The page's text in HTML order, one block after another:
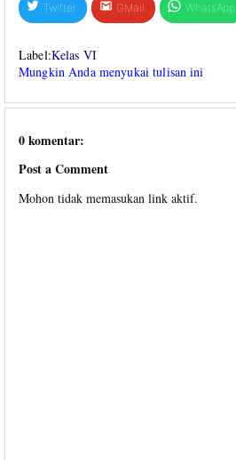
Twitter GMail WhatsApp
Label:Kelas VI
Mungkin Anda menyukai tulisan ini
0 komentar:
Post a Comment
Mohon tidak memasukan link aktif.